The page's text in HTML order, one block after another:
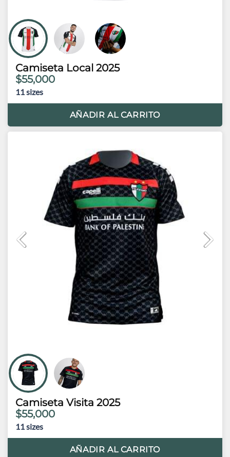
Camiseta Local 2025
$55,000
11 sizes
AÑADIR AL CARRITO
Camiseta Visita 2025
$55,000
11 sizes
AÑADIR AL CARRITO